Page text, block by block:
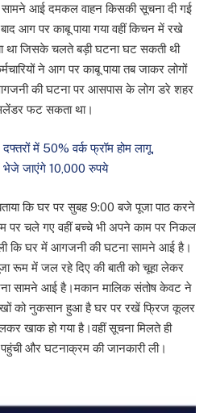
आई दमकल वाहन किसकी सूचना दी गई
आग पर काबू पाया गया वहीं किचन में रखे
था जिसके चलते बड़ी घटना घट सकती थी
ने आग पर काबू पाया तब जाकर लोगों
की घटना पर आसपास के लोग डरे शहर
फट सकता था।
में 50% वर्क फ्रॉम होम लागू,
जाएंगे 10,000 रुपये
कि घर पर सुबह 9:00 बजे पूजा पाठ करने
पर चले गए वहीं बच्चे भी अपने काम पर निकल
कि घर में आगजनी की घटना सामने आई है।
रूम में जल रहे दिए की बाती को चूहा लेकर
सामने आई है।मकान मालिक संतोष केवट ने
को नुकसान हुआ है घर पर रखें फ्रिज कूलर
खाक हो गया है।वहीं सूचना मिलते ही
पहुंची और घटनाक्रम की जानकारी ली।